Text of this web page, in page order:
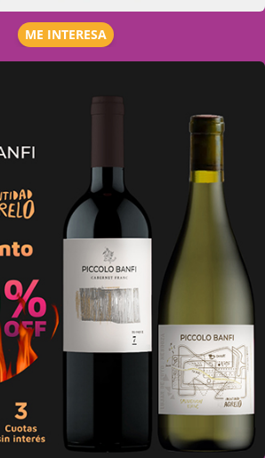
ME INTERESA